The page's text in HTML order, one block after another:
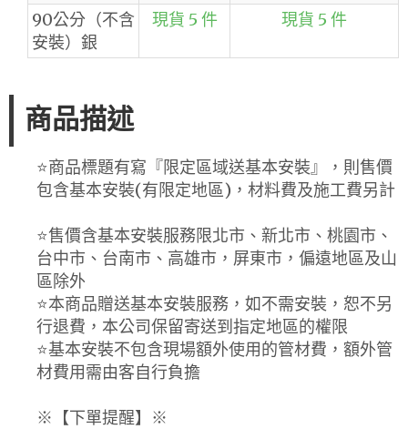
90公分（不含
安裝）銀
現貨 5 件 現貨 5 件
商品描述
⭐️商品標題有寫『限定區域送基本安裝』，則售價
包含基本安裝(有限定地區)，材料費及施工費另計
⭐️售價含基本安裝服務限北市、新北市、桃園市、
台中市、台南市、高雄市，屏東市，偏遠地區及山
區除外
⭐️本商品贈送基本安裝服務，如不需安裝，恕不另
行退費，本公司保留寄送到指定地區的權限
⭐️基本安裝不包含現場額外使用的管材費，額外管
材費用需由客自行負擔
※【下單提醒】※